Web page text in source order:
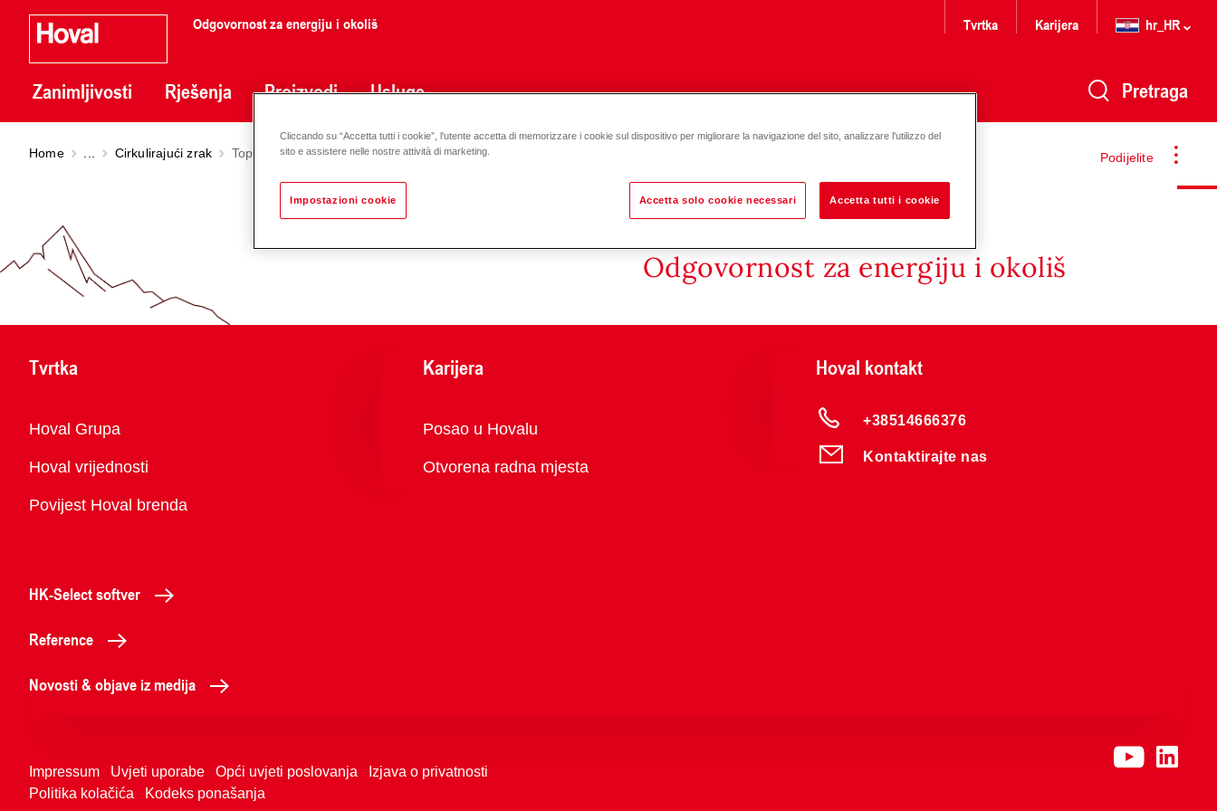
Odgovornost za energiju i okoliš
Zanimljivosti Rješenja Proizvodi Usluge
Tvrtka Karijera hr_HR
Pretraga
Podijelite
Home Cirkulirajući zrak TopVent TW Pro
Odgovornost za energiju i okoliš
Tvrtka
Pregled
Hoval Grupa
Hoval vrijednosti
Povijest Hoval brenda
Karijera
Pregled
Posao u Hovalu
Otvorena radna mjesta
Hoval kontakt
+38514666376
Kontaktirajte nas
HK-Select softver
Reference
Novosti & objave iz medija
Impressum Uvjeti uporabe Opći uvjeti poslovanja
Izjava o privatnosti
Politika kolačića
Kodeks ponašanja
Cliccando su “Accetta tutti i cookie”, l'utente accetta di memorizzare i cookie sul dispositivo per migliorare la navigazione del sito, analizzare l'utilizzo del
sito e assistere nelle nostre attività di marketing.
Impostazioni cookie Accetta solo cookie necessari Accetta tutti i cookie